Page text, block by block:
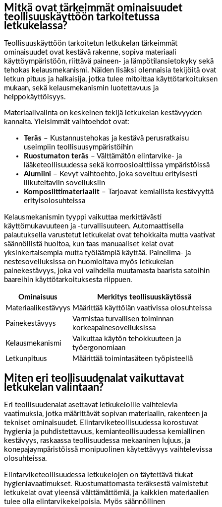
Mitkä ovat tärkeimmät ominaisuudet
teollisuuskäyttöön tarkoitetussa
letkukelassa?
Teollisuuskäyttöön tarkoitetun letkukelan tärkeimmät
ominaisuudet ovat kestävä rakenne, sopiva materiaali
käyttöympäristöön, riittävä paineen- ja lämpötilansietokyky sekä
tehokas kelausmekanismi. Näiden lisäksi olennaisia tekijöitä ovat
letkun pituus ja halkaisija, jotka tulee mitoittaa käyttötarkoituksen
mukaan, sekä kelausmekanismin luotettavuus ja
helppokäyttöisyys.
Materiaalivalinta on keskeinen tekijä letkukelan kestävyyden
kannalta. Yleisimmät vaihtoehdot ovat:
Teräs – Kustannustehokas ja kestävä perusratkaisu
useimpiin teollisuusympäristöihin
Ruostumaton teräs – Välttämätön elintarvike- ja
lääketeollisuudessa sekä korroosioalttiissa ympäristöissä
Alumiini – Kevyt vaihtoehto, joka soveltuu erityisesti
liikuteltaviin sovelluksiin
Komposiittimateriaalit – Tarjoavat kemiallista kestävyyttä
erityisolosuhteissa
Kelausmekanismin tyyppi vaikuttaa merkittävästi
käyttömukavuuteen ja -turvallisuuteen. Automaattisella
palautuksella varustetut letkukelat ovat tehokkaita mutta vaativat
säännöllistä huoltoa, kun taas manuaaliset kelat ovat
yksinkertaisempia mutta työläämpiä käyttää. Paineilma- ja
nestesovelluksissa on huomioitava myös letkukelan
painekestävyys, joka voi vaihdella muutamasta baarista satoihin
baareihin käyttötarkoituksesta riippuen.
Ominaisuus
Merkitys teollisuuskäytössä
Materiaalikestävyys Määrittää käyttöiän vaativissa olosuhteissa
Painekestävyys
Varmistaa turvallisen toiminnan
korkeapainesovelluksissa
Kelausmekanismi
Vaikuttaa käytön tehokkuuteen ja
työergonomiaan
Letkunpituus
Määrittää toimintasäteen työpisteellä
Miten eri teollisuudenalat vaikuttavat
letkukelan valintaan?
Eri teollisuudenalat asettavat letkukeloille vaihtelevia
vaatimuksia, jotka määrittävät sopivan materiaalin, rakenteen ja
tekniset ominaisuudet. Elintarviketeollisuudessa korostuvat
hygienia ja puhdistettavuus, kemianteollisuudessa kemiallinen
kestävyys, raskaassa teollisuudessa mekaaninen lujuus, ja
konepajaympäristöissä monipuolinen käytettävyys vaihtelevissa
olosuhteissa.
Elintarviketeollisuudessa letkukelojen on täytettävä tiukat
hygieniavaatimukset. Ruostumattomasta teräksestä valmistetut
letkukelat ovat yleensä välttämättömiä, ja kaikkien materiaalien
tulee olla elintarvikekelpoisia. Myös säännöllinen